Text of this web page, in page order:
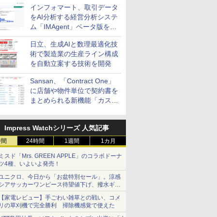
インフォマート、取引データ
をAI分析する経営分析システ
ム「IMAgent」ベータ版を提
供
日立、生成AIと数理最適化技
術で製造業の生産ライン構成
を自動立案する技術を開発
Sansan、「Contract One」
に店舗や物件単位で契約書を
まとめられる新機能「カスタ
Impress Watchシリーズ 人気記事
24時間 1週間 1カ月
スド「Mrs. GREEN APPLE」のコラボドーナ
4種、いよいよ発売！
ニクロ、今日から「お盆特別セール」。涼感
アサッカーワンピース待望値下げ、撥水ギア
ョーツは1990円に
家電レビュー】手ごわい雑草との戦い、コメ
の草刈機で完全勝利 掃除機感覚で使えた